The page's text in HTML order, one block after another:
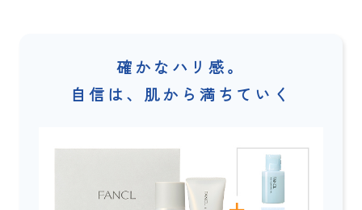
確かなハリ感。
自信は、肌から満ちていく